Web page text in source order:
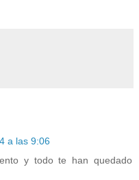
a las 9:06
y todo te han quedado